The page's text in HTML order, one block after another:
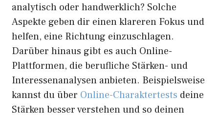
analytisch oder handwerklich? Solche
Aspekte geben dir einen klareren Fokus und
helfen, eine Richtung einzuschlagen.
Darüber hinaus gibt es auch Online-
Plattformen, die berufliche Stärken- und
Interessenanalysen anbieten. Beispielsweise
kannst du über Online-Charaktertests deine
Stärken besser verstehen und so deinen